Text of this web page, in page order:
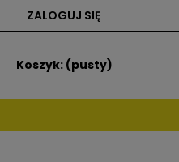
ZALOGUJ SIĘ
Koszyk: (pusty)